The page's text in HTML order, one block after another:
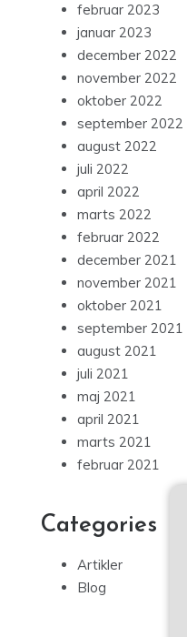
februar 2023
januar 2023
december 2022
november 2022
oktober 2022
september 2022
august 2022
juli 2022
april 2022
marts 2022
februar 2022
december 2021
november 2021
oktober 2021
september 2021
august 2021
juli 2021
maj 2021
april 2021
marts 2021
februar 2021
Categories
Artikler
Blog